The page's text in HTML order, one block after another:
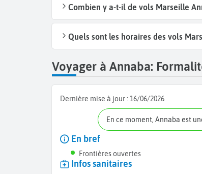
Combien y a-t-il de vols Marseille
Quels sont les horaires des vols
Voyager à Annaba:
Dernière mise à jour : 16/06/2026
En ce moment, Annaba est
En bref
Frontières ouvertes
Infos sanitaires